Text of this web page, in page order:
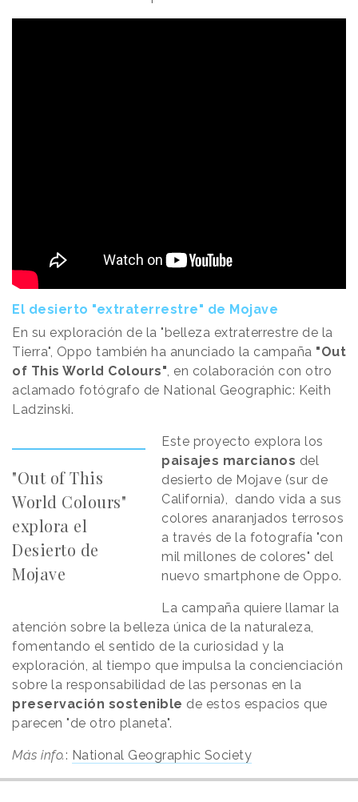
El desierto "extraterrestre" de Mojave
En su exploración de la "belleza extraterrestre de la
Tierra", Oppo también ha anunciado la campaña "Out
of This World Colours", en colaboración con otro
aclamado fotógrafo de National Geographic: Keith
Ladzinski.
"Out of This
World Colours"
explora el
Desierto de
Mojave
Este proyecto explora los
paisajes marcianos del
desierto de Mojave (sur de
California), dando vida a sus
colores anaranjados terrosos
a través de la fotografía "con
mil millones de colores" del
nuevo smartphone de Oppo.
La campaña quiere llamar la
atención sobre la belleza única de la naturaleza,
fomentando el sentido de la curiosidad y la
exploración, al tiempo que impulsa la concienciación
sobre la responsabilidad de las personas en la
preservación sostenible de estos espacios que
parecen "de otro planeta".
Más info.: National Geographic Society